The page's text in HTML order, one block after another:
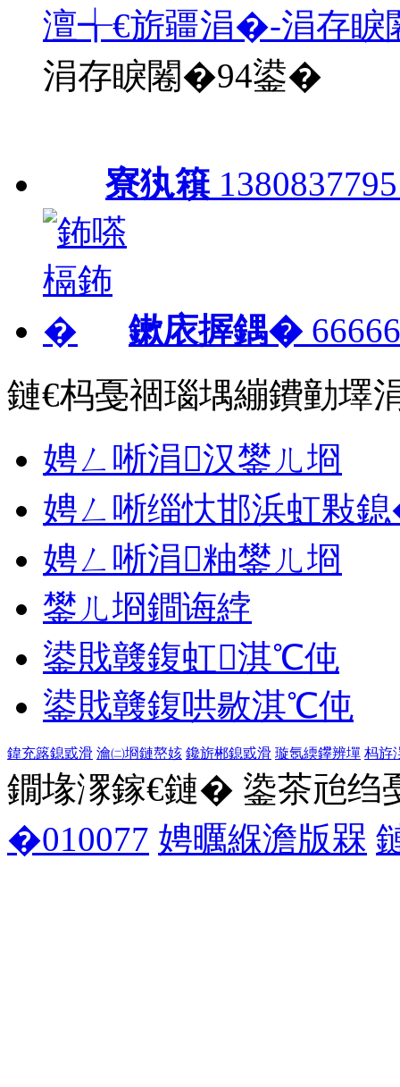
澶╅€旂疆涓�-涓存睙
涓存睙闂�94鍙�
寮犱簯
鏉庡搱鍝�
鏈€杩戞祻瑙堣繃鐨勭墿
娉ㄥ唽涓汉鐢ㄦ埛
娉ㄥ唽缁忕邯浜虹敤
娉ㄥ唽涓粙鐢ㄦ埛
鐢ㄦ埛鐧诲綍
鍙戝竷鍑虹淇℃伅
鍙戝竷鍑哄敭淇℃伅
鍏充簬鎴戜滑 瀹㈡埛鏈嶅姟 鑱旂郴鎴戜滑 璇氬緛鑻辨墠 杩斿
鐗堟潈鎵€鏈� 鍌茶兘绉
�010077 娉曞緥澹版槑